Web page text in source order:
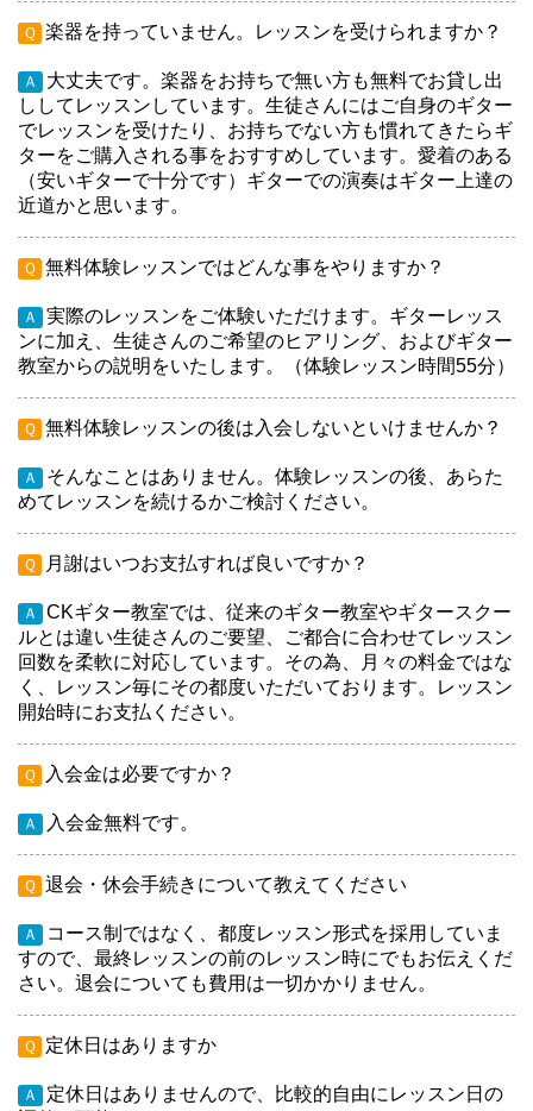
Ｑ 楽器を持っていません。レッスンを受けられますか？
Ａ
大丈夫です。楽器をお持ちで無い方も無料でお貸し出
ししてレッスンしています。生徒さんにはご自身のギター
でレッスンを受けたり、お持ちでない方も慣れてきたらギ
ターをご購入される事をおすすめしています。愛着のある
（安いギターで十分です）ギターでの演奏はギター上達の
近道かと思います。
Ｑ 無料体験レッスンではどんな事をやりますか？
Ａ
実際のレッスンをご体験いただけます。ギターレッス
ンに加え、生徒さんのご希望のヒアリング、およびギター
教室からの説明をいたします。（体験レッスン時間55分）
Ｑ 無料体験レッスンの後は入会しないといけませんか？
Ａ
そんなことはありません。体験レッスンの後、あらた
めてレッスンを続けるかご検討ください。
Ｑ 月謝はいつお支払すれば良いですか？
Ａ
CKギター教室では、従来のギター教室やギタースクー
ルとは違い生徒さんのご要望、ご都合に合わせてレッスン
回数を柔軟に対応しています。その為、月々の料金ではな
く、レッスン毎にその都度いただいております。レッスン
開始時にお支払ください。
Ｑ 入会金は必要ですか？
Ａ 入会金無料です。
Ｑ 退会・休会手続きについて教えてください
Ａ
コース制ではなく、都度レッスン形式を採用していま
すので、最終レッスンの前のレッスン時にでもお伝えくだ
さい。退会についても費用は一切かかりません。
Ｑ 定休日はありますか
Ａ
定休日はありませんので、比較的自由にレッスン日の